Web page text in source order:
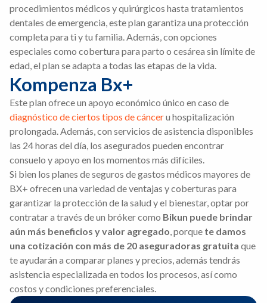
procedimientos médicos y quirúrgicos hasta tratamientos
dentales de emergencia, este plan garantiza una protección
completa para ti y tu familia. Además, con opciones
especiales como cobertura para parto o cesárea sin límite de
edad, el plan se adapta a todas las etapas de la vida.
Kompenza Bx+
Este plan ofrece un apoyo económico único en caso de
diagnóstico de ciertos tipos de cánceru hospitalización
prolongada. Además, con servicios de asistencia disponibles
las 24 horas del día, los asegurados pueden encontrar
consuelo y apoyo en los momentos más difíciles.
Si bien los planes de seguros de gastos médicos mayores de
BX+ ofrecen una variedad de ventajas y coberturas para
garantizar la protección de la salud y el bienestar, optar por
contratar a través de un bróker como Bikun puede brindar
aún más beneficios y valor agregado, porque te damos
una cotización con más de 20 aseguradoras gratuita que
te ayudarán a comparar planes y precios, además tendrás
asistencia especializada en todos los procesos, así como
costos y condiciones preferenciales.